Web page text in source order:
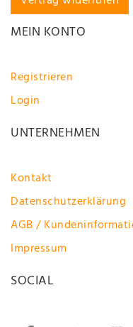
MEIN KONTO
Registrieren
Login
UNTERNEHMEN
Kontakt
Datenschutzerklärung
AGB /
Impressum
SOCIAL